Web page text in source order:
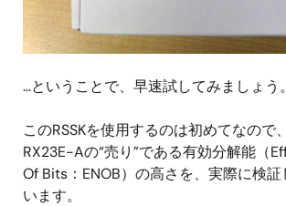
…ということで、早速試してみましょう。
このRSSKを使用するのは初めてなので
RX23E-Aの“売り”である有効分解能（
Of Bits：ENOB）の高さを、実際に検
います。